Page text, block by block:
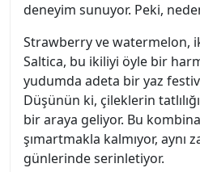
deneyim sunuyor. Peki,
Strawberry ve watermelon,
Saltica, bu ikiliyi öyle bir
yudumda adeta bir yaz
Düşünün ki, çileklerin
bir araya geliyor. Bu
şımartmakla kalmıyor, aynı
günlerinde serinletiyor.